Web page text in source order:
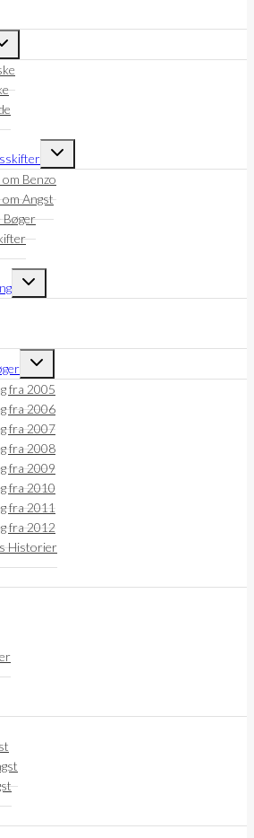
Skift
undermenu
om Benzo
om Angst
Bøger
Skift
undermenu
Skift
undermenu
fra 2005
fra 2006
fra 2007
fra 2008
fra 2009
fra 2010
fra 2011
fra 2012
Historier